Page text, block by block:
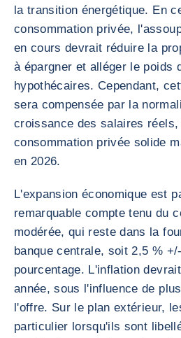
la transition énergétique. En
consommation privée,
en cours devrait réduire la
à épargner et alléger le poids
hypothécaires. Cependant,
sera compensée par la
croissance des salaires
consommation privée solide
en 2026.
L'expansion économique est
remarquable compte tenu du
modérée, qui reste dans la
banque centrale, soit 2,5 %
pourcentage. L'inflation
année, sous l'influence de
l'offre. Sur le plan extérieur,
particulier lorsqu'ils sont